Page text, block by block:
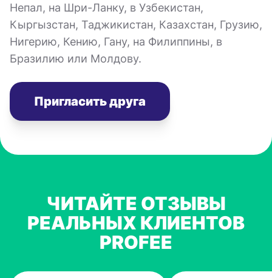
Непал, на Шри-Ланку, в Узбекистан,
Кыргызстан, Таджикистан, Казахстан, Грузию,
Нигерию, Кению, Гану, на Филиппины, в
Бразилию или Молдову.
Пригласить друга
ЧИТАЙТЕ ОТЗЫВЫ
РЕАЛЬНЫХ КЛИЕНТОВ
PROFEE